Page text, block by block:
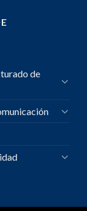
de